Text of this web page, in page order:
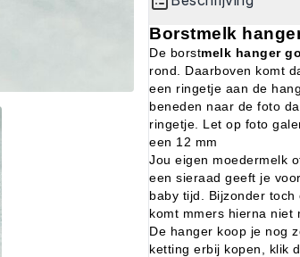
Borstmelk
De borstmelk hanger
rond. Daarboven komt
een ringetje aan de
beneden naar de foto
ringetje. Let op foto
een 12 mm
Jou eigen moedermelk
een sieraad geeft je
baby tijd. Bijzonder
komt mmers hierna niet
De hanger koop je nog
ketting erbij kopen, klik